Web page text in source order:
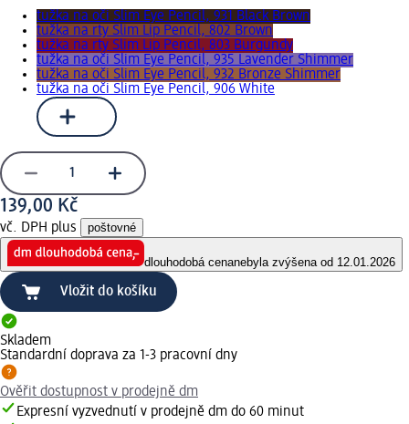
tužka na oči Slim Eye Pencil, 931 Black Brown
tužka na rty Slim Lip Pencil, 802 Brown
tužka na rty Slim Lip Pencil, 803 Burgundy
tužka na oči Slim Eye Pencil, 935 Lavender Shimmer
tužka na oči Slim Eye Pencil, 932 Bronze Shimmer
tužka na oči Slim Eye Pencil, 906 White
139,00 Kč
vč. DPH plus poštovné
dlouhodobá cenanebyla zvýšena od 12.01.2026
Vložit do košíku
Skladem
Standardní doprava za 1-3 pracovní dny
Ověřit dostupnost v prodejně dm
Expresní vyzvednutí v prodejně dm do 60 minut